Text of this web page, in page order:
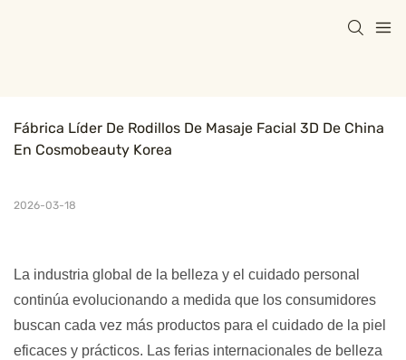
Fábrica Líder De Rodillos De Masaje Facial 3D De China
En Cosmobeauty Korea
2026-03-18
La industria global de la belleza y el cuidado personal
continúa evolucionando a medida que los consumidores
buscan cada vez más productos para el cuidado de la piel
eficaces y prácticos. Las ferias internacionales de belleza